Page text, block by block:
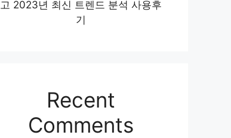
고 2023년 최신 트렌드 분석 사용후
기
Recent
Comments